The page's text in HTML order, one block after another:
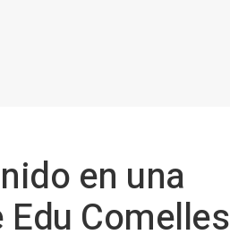
en una
Comelles